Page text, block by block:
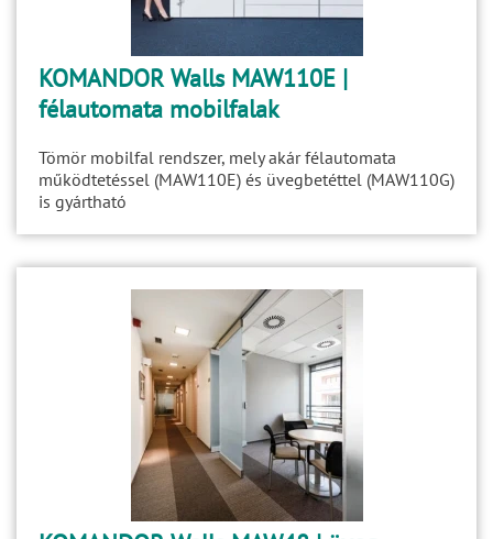
KOMANDOR Walls MAW110E |
félautomata mobilfalak
Tömör mobilfal rendszer, mely akár félautomata
működtetéssel (MAW110E) és üvegbetéttel (MAW110G)
is gyártható